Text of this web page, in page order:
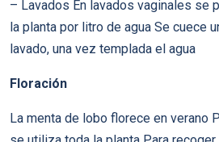
– Lavados En lavados vaginales se
la planta por litro de agua Se cuece
lavado, una vez templada el agua
Floración
La menta de lobo florece en verano